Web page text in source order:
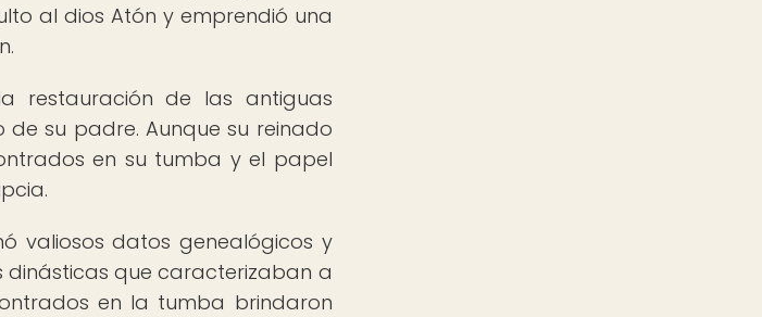
al dios Atón y emprendió una
restauración de las antiguas
su padre. Aunque su reinado
en su tumba y el papel
valiosos datos genealógicos y
dinásticas que caracterizaban a
en la tumba brindaron